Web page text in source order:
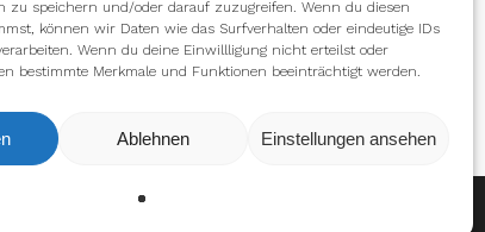
zu speichern und/oder darauf zuzugreifen. Wenn du diesen
können wir Daten wie das Surfverhalten oder eindeutige IDs
Wenn du deine Einwillligung nicht erteilst oder
bestimmte Merkmale und Funktionen beeinträchtigt werden.
Ablehnen Einstellungen ansehen